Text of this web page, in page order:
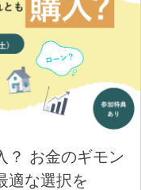
？ お金のギモン
適な選択を